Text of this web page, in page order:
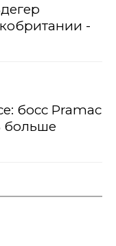
-
босс Pramac
больше